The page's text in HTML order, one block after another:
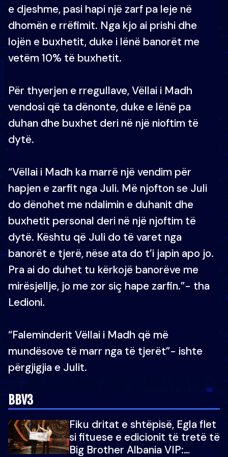
e djeshme, pasi hapi një zarf pa leje në
dhomën e rrëfimit. Nga kjo ai prishi dhe
lojën e buxhetit, duke i lënë banorët me
vetëm 10% të buxhetit.
Për thyerjen e rregullave, Vëllai i Madh
vendosi që ta dënonte, duke e lënë pa
duhan dhe buxhet deri në një nioftim të
dytë.
“Vëllai i Madh ka marrë një vendim për
hapjen e zarfit nga Juli. Më njofton se Juli
do dënohet me ndalimin e duhanit dhe
buxhetit personal deri në një njoftim të
dytë. Kështu që Juli do të varet nga
banorët e tjerë, nëse ata do t’i japin apo jo.
Pra ai do duhet tu kërkojë banorëve me
mirësjellje, jo me zor siç hape zarfin.”- tha
Ledioni.
“Faleminderit Vëllai i Madh që më
mundësove të marr nga të tjerët”- ishte
përgjigjia e Julit.
BBV3
Fiku dritat e shtëpisë, Egla flet
si fituese e edicionit të tretë të
Big Brother Albania VIP: